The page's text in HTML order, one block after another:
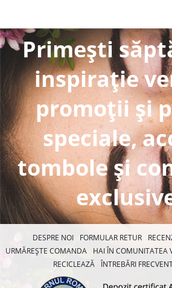
Primești
inspirație
promoții și
speciale,
tombole și
DESPRE NOI FORMULAR RETUR
URMĂREȘTE COMANDA
HAI ÎN COMUNITATEA
RECICLEAZĂ ÎNTREBĂRI